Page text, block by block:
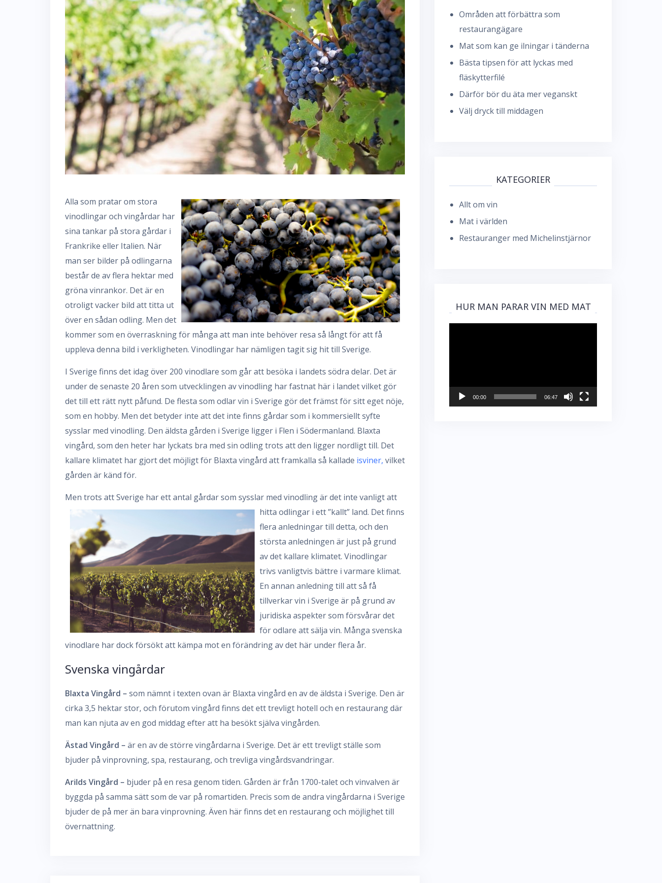
Alla som pratar om stora
vinodlingar och vingårdar har
sina tankar på stora gårdar i
Frankrike eller Italien. När
man ser bilder på odlingarna
består de av flera hektar med
gröna vinrankor. Det är en
otroligt vacker bild att titta ut
över en sådan odling. Men det
kommer som en överraskning för många att man inte behöver resa så långt för att få
uppleva denna bild i verkligheten. Vinodlingar har nämligen tagit sig hit till Sverige.
I Sverige finns det idag över 200 vinodlare som går att besöka i landets södra delar. Det är
under de senaste 20 åren som utvecklingen av vinodling har fastnat här i landet vilket gör
det till ett rätt nytt påfund. De flesta som odlar vin i Sverige gör det främst för sitt eget nöje,
som en hobby. Men det betyder inte att det inte finns gårdar som i kommersiellt syfte
sysslar med vinodling. Den äldsta gården i Sverige ligger i Flen i Södermanland. Blaxta
vingård, som den heter har lyckats bra med sin odling trots att den ligger nordligt till. Det
kallare klimatet har gjort det möjligt för Blaxta vingård att framkalla så kallade isviner, vilket
gården är känd för.
Men trots att Sverige har ett antal gårdar som sysslar med vinodling är det inte vanligt att
hitta odlingar i ett ”kallt” land. Det finns
flera anledningar till detta, och den
största anledningen är just på grund
av det kallare klimatet. Vinodlingar
trivs vanligtvis bättre i varmare klimat.
En annan anledning till att så få
tillverkar vin i Sverige är på grund av
juridiska aspekter som försvårar det
för odlare att sälja vin. Många svenska
vinodlare har dock försökt att kämpa mot en förändring av det här under flera år.
Svenska vingårdar
Blaxta Vingård – som nämnt i texten ovan är Blaxta vingård en av de äldsta i Sverige. Den är
cirka 3,5 hektar stor, och förutom vingård finns det ett trevligt hotell och en restaurang där
man kan njuta av en god middag efter att ha besökt själva vingården.
Ästad Vingård – är en av de större vingårdarna i Sverige. Det är ett trevligt ställe som
bjuder på vinprovning, spa, restaurang, och trevliga vingårdsvandringar.
Arilds Vingård – bjuder på en resa genom tiden. Gården är från 1700-talet och vinvalven är
byggda på samma sätt som de var på romartiden. Precis som de andra vingårdarna i Sverige
bjuder de på mer än bara vinprovning. Även här finns det en restaurang och möjlighet till
övernattning.
Områden att förbättra som
restaurangägare
Mat som kan ge ilningar i tänderna
Bästa tipsen för att lyckas med
fläskytterfilé
Därför bör du äta mer veganskt
Välj dryck till middagen
KATEGORIER
Allt om vin
Mat i världen
Restauranger med Michelinstjärnor
HUR MAN PARAR VIN MED MAT
00:00 06:47